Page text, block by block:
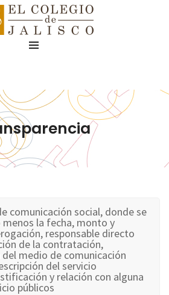
comunicación social, donde se
menos la fecha, monto y
responsable directo
de la contratación,
medio de comunicación
del servicio
y relación con alguna
públicos